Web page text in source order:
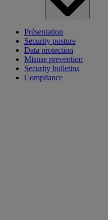
Présentation
Security posture
Data protection
Misuse prevention
Security bulletins
Compliance